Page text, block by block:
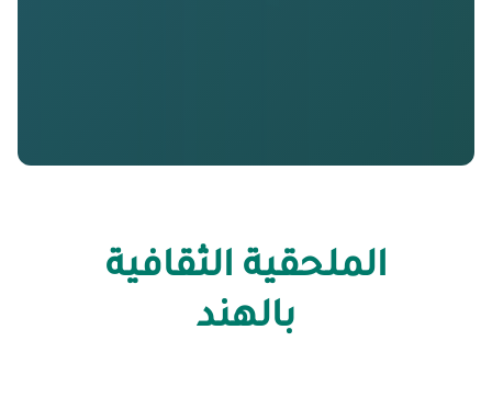
الملحقية الثقافية​
بالهند